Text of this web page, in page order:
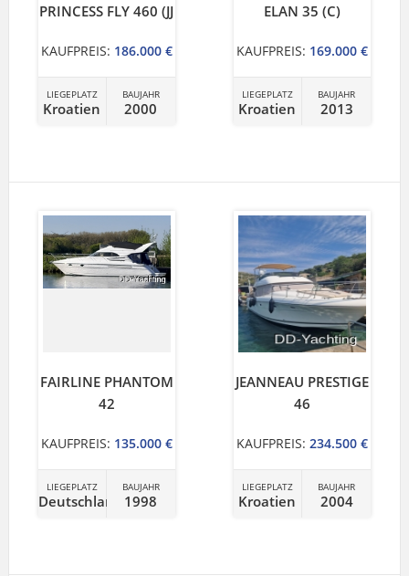
PRINCESS FLY 460 (JJ
KAUFPREIS: 186.000 €
LIEGEPLATZ
Kroatien
BAUJAHR
2000
ELAN 35 (C)
KAUFPREIS: 169.000 €
LIEGEPLATZ
Kroatien
BAUJAHR
2013
FAIRLINE PHANTOM
42
KAUFPREIS: 135.000 €
LIEGEPLATZ
Deutschland
BAUJAHR
1998
JEANNEAU PRESTIGE
46
KAUFPREIS: 234.500 €
LIEGEPLATZ
Kroatien
BAUJAHR
2004